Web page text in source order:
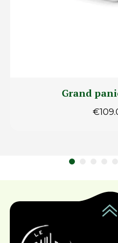
Grand
€